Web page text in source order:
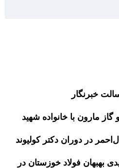
خبرنگار
مارون با خانواده شهید
در دوران دکتر کولیوند
بهبهان فولاد خوزستان در